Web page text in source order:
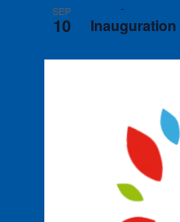
SEP
10 Inauguration
-